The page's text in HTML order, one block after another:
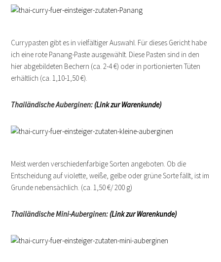
Currypasten gibt es in vielfältiger Auswahl. Für dieses Gericht habe
ich eine rote Panang-Paste ausgewählt. Diese Pasten sind in den
hier abgebildeten Bechern (ca. 2-4 €) oder in portionierten Tüten
erhältlich (ca. 1,10-1,50 €).
Thailändische Auberginen: (Link zur Warenkunde)
Meist werden verschiedenfarbige Sorten angeboten. Ob die
Entscheidung auf violette, weiße, gelbe oder grüne Sorte fällt, ist im
Grunde nebensächlich. (ca. 1,50 €/ 200 g)
Thailändische Mini-Auberginen: (Link zur Warenkunde)